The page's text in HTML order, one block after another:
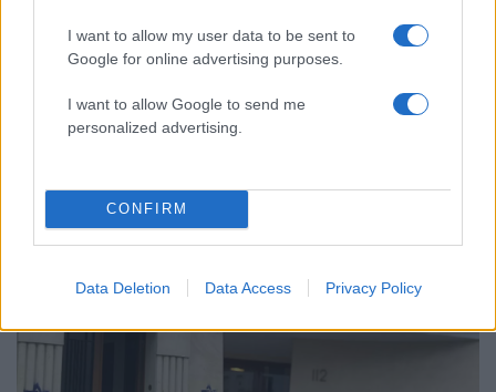
I want to allow my user data to be sent to
Google for online advertising purposes.
I want to allow Google to send me
personalized advertising.
CONFIRM
Data Deletion Data Access Privacy Policy
Άστρα του Δαβίδ που ζωγράφισαν άγνωστοι
σε σπίτια Εβραίων